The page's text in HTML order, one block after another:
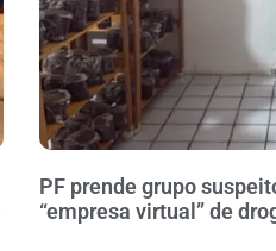
PF prende grupo
“empresa virtual” de